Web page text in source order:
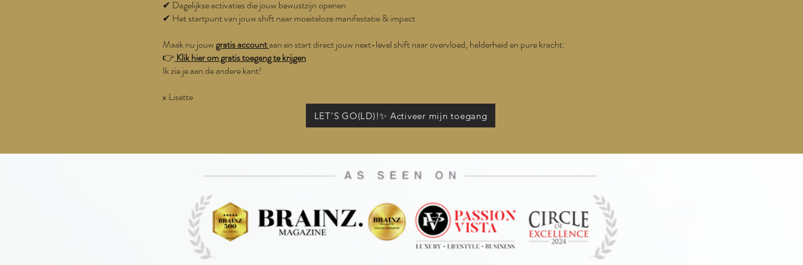
✔ Dagelijkse activaties die jouw bewustzijn openen
✔ Het startpunt van jouw shift naar moeiteloze manifestatie & impact
Maak nu jouwgratis accountaan en start direct jouw next-level shift naar overvloed, helderheid en pure kracht:
👉 Klik hier om gratis toegang te krijgen
Ik zie je aan de andere kant!
x Lisette
LET’S GO(LD)!✨ Activeer mijn toegang